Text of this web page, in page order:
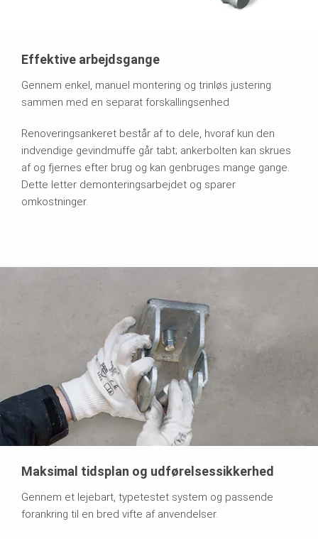
Effektive arbejdsgange
Gennem enkel, manuel montering og trinløs justering
sammen med en separat forskallingsenhed
Renoveringsankeret består af to dele, hvoraf kun den
indvendige gevindmuffe går tabt; ankerbolten kan skrues
af og fjernes efter brug og kan genbruges mange gange.
Dette letter demonteringsarbejdet og sparer
omkostninger.
Maksimal tidsplan og udførelsessikkerhed
Gennem et lejebart, typetestet system og passende
forankring til en bred vifte af anvendelser.